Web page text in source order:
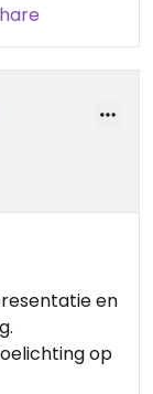
en
op